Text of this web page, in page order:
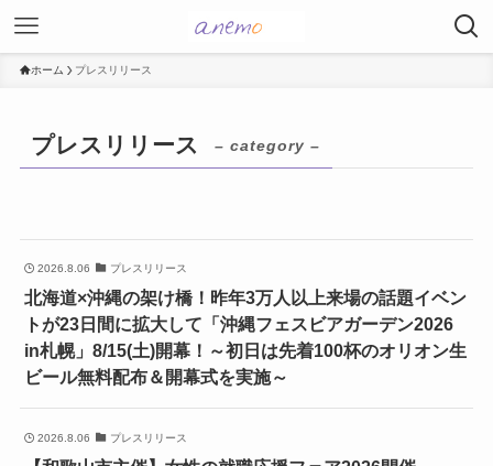
ホーム プレスリリース
プレスリリース – category –
2026.8.06 プレスリリース
北海道×沖縄の架け橋！昨年3万人以上来場の話題イベン
トが23日間に拡大して「沖縄フェスビアガーデン2026
in札幌」8/15(土)開幕！～初日は先着100杯のオリオン生
ビール無料配布＆開幕式を実施～
2026.8.06 プレスリリース